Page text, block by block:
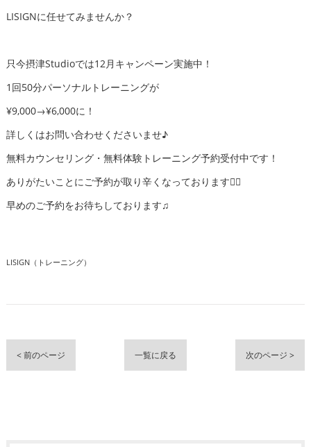
LISIGNに任せてみませんか？
只今摂津Studioでは12月キャンペーン実施中！
1回50分パーソナルトレーニングが
¥9,000→¥6,000に！
詳しくはお問い合わせくださいませ♪
無料カウンセリング・無料体験トレーニング予約受付中です！
ありがたいことにご予約が取り辛くなっております🙇‍♂️
早めのご予約をお待ちしております♫
LISIGN（トレーニング）
< 前のページ 一覧に戻る 次のページ >